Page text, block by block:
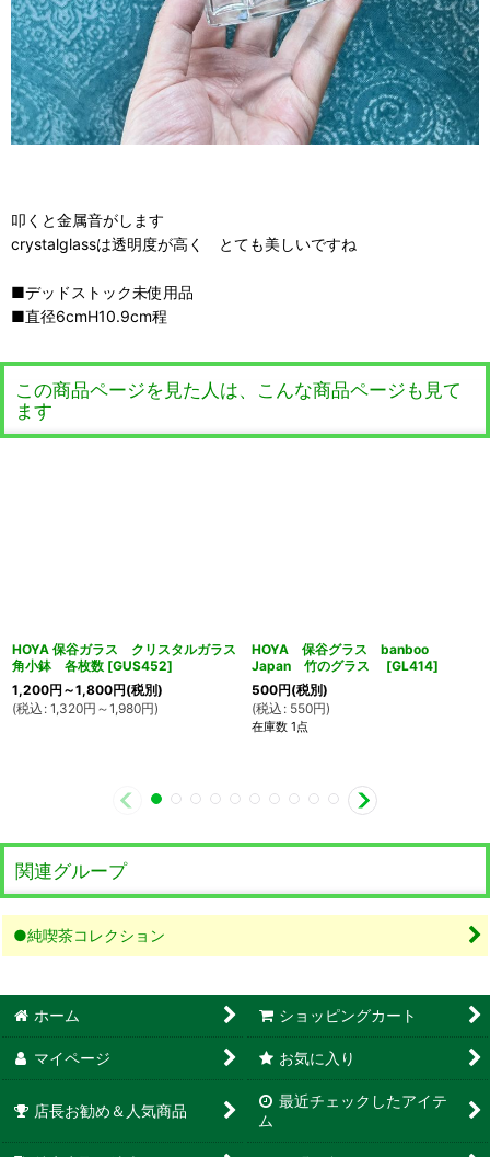
叩くと金属音がします
crystalglassは透明度が高く とても美しいですね
■デッドストック未使用品
■直径6cmH10.9cm程
この商品ページを見た人は、こんな商品ページも見て
ます
HOYA 保谷ガラス クリスタルガラス
角小鉢 各枚数 [GUS452]
1,200円 ～1,800円(税別)
(税込 : 1,320円 ～1,980円)
HOYA 保谷グラス banboo
Japan 竹のグラス
[GL414]
500円(税別)
(税込 : 550円)
在庫数 1点
関連グループ
●純喫茶コレクション
ホーム ショッピングカート
マイページ お気に入り
店長お勧め＆人気商品
最近チェックしたアイテ
ム